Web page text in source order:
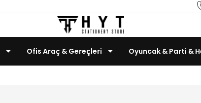
Ofis Araç & Gereçleri Oyuncak & Parti &